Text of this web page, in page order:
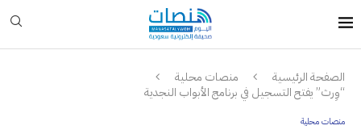
الصفحة الرئيسية
منصات محلية
“وِرث” يفتح التسجيل في برنامج الأبواب النجدية
منصات محلية